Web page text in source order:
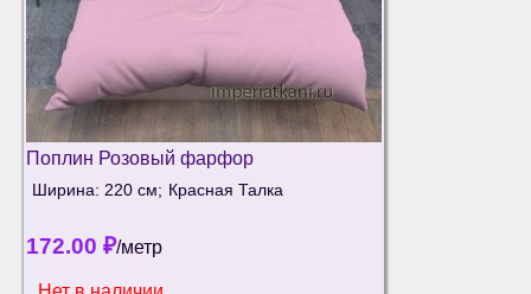
Поплин Розовый фарфор
Ширина: 220 см; Красная Талка
172.00 ₽/метр